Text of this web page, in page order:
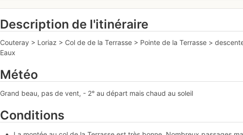
Description de l'itinéraire
Couteray > Loriaz > Col de de la Terrasse > Pointe de la Terrasse >
Eaux
Météo
Grand beau, pas de vent, - 2° au départ mais chaud au soleil
Conditions